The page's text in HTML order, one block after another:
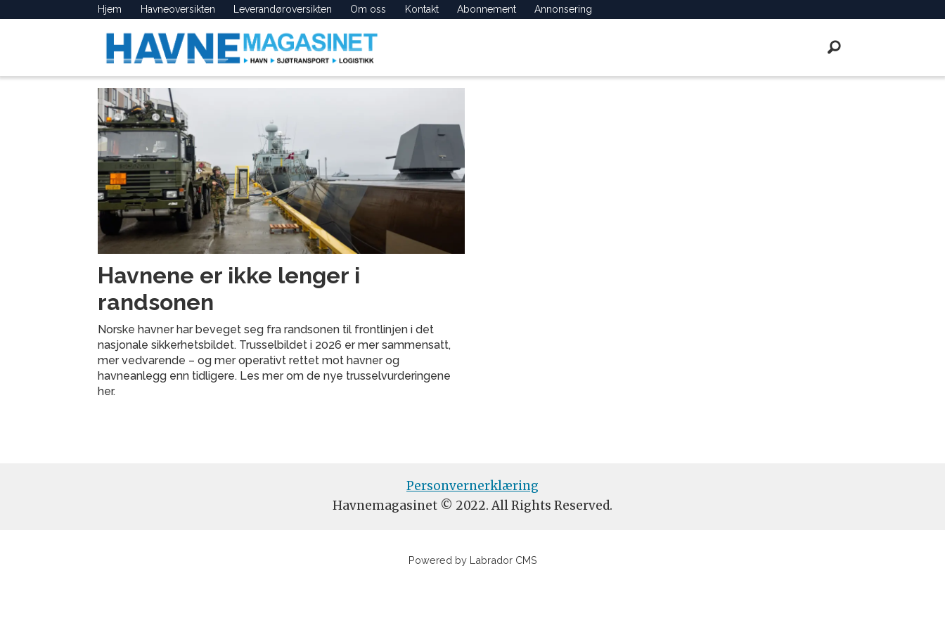
Hjem Havneoversikten Leverandøroversikten Om oss Kontakt Abonnement Annonsering
nasjonal
sikkeerhet
Havnene er ikke lenger i
randsonen
Norske havner har beveget seg fra randsonen til frontlinjen i det
nasjonale sikkerhetsbildet. Trusselbildet i 2026 er mer sammensatt,
mer vedvarende – og mer operativt rettet mot havner og
havneanlegg enn tidligere. Les mer om de nye trusselvurderingene
her.
Personvernerklæring
Havnemagasinet © 2022. All Rights Reserved.
Powered by Labrador CMS